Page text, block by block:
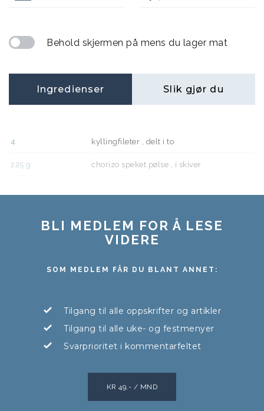
Behold skjermen på mens du lager mat
Ingredienser Slik gjør du
4 kyllingfileter , delt i to
225 g chorizo speket pølse , i skiver
BLI MEDLEM FOR Å LESE
VIDERE
SOM MEDLEM FÅR DU BLANT ANNET:
Tilgang til alle oppskrifter og artikler
Tilgang til alle uke- og festmenyer
Svarprioritet i kommentarfeltet
KR 49,- / MND